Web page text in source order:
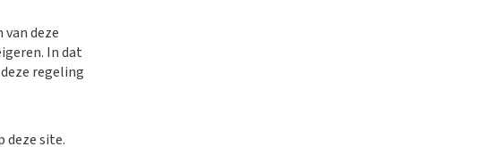
deze
In dat
regeling
deze site.